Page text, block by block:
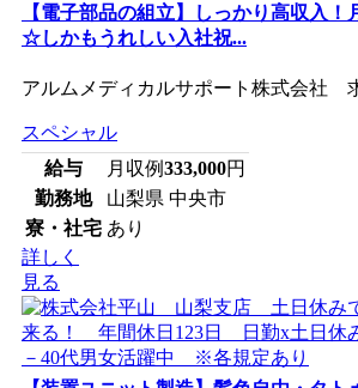
【電子部品の組立】しっかり高収入！
☆しかもうれしい入社祝...
アルムメディカルサポート株式会社
スペシャル
給与
月収例333,000円
勤務地
山梨県 中央市
寮・社宅 あり
詳しく
見る